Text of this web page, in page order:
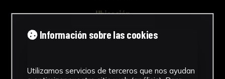
Ubicación
Laboratorio de Investigación
Información sobre las cookies
Utilizamos servicios de terceros que nos ayudan